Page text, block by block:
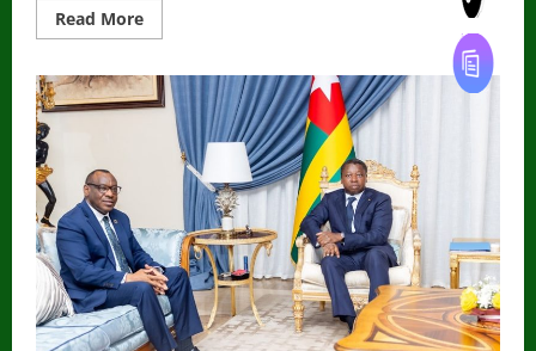
Read MoreRead
more
/
Hausse
tarif
d’électricité
quelles
conséquences
pour
votre
quotidien